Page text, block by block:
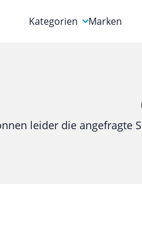
Kategorien
Computer & Elektronik
Marken
leider die angefragte